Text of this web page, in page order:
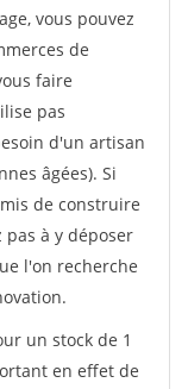
vous pouvez
de
faire
pas
d'un artisan
âgées). Si
de construire
à y déposer
l'on recherche
un stock de 1
en effet de